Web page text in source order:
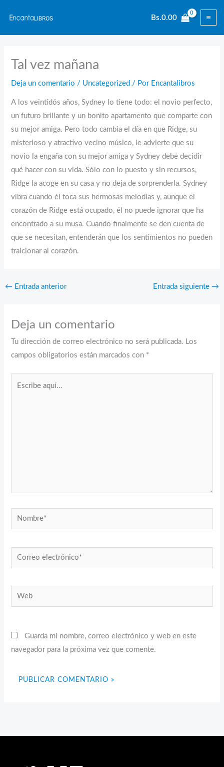
contenido
Bs.0.00
Tal vez mañana
Deja un comentario / Uncategorized / Por Encantalibros
A los veintidós años, Sydney lo tiene todo: el novio perfecto,
un futuro brillante y un bonito apartamento que comparte con
su mejor amiga. Pero todo cambia el día en que Ridge, su
misterioso y atractivo vecino músico, le advierte que su
novio la engaña con su mejor amiga y Sydney debe decidir
qué hacer con su vida. Sólo con lo puesto y sin recursos,
Ridge la acoge en su casa y no deja de sorprenderla. Sydney
vibra cuando él toca sus hermosas melodías y, aunque el
corazón de Ridge está ocupado, él no puede ignorar que ha
encontrado a su musa. Cuando finalmente se den cuenta de
que se necesitan, entenderán que los sentimientos no pueden
traicionar al corazón.
← Entrada anterior Entrada siguiente →
Deja un comentario
Tu dirección de correo electrónico no será publicada. Los
campos obligatorios están marcados con *
Nombre*
Correo
electrónico*
Web
Guarda mi nombre, correo electrónico y web en este
navegador para la próxima vez que comente.